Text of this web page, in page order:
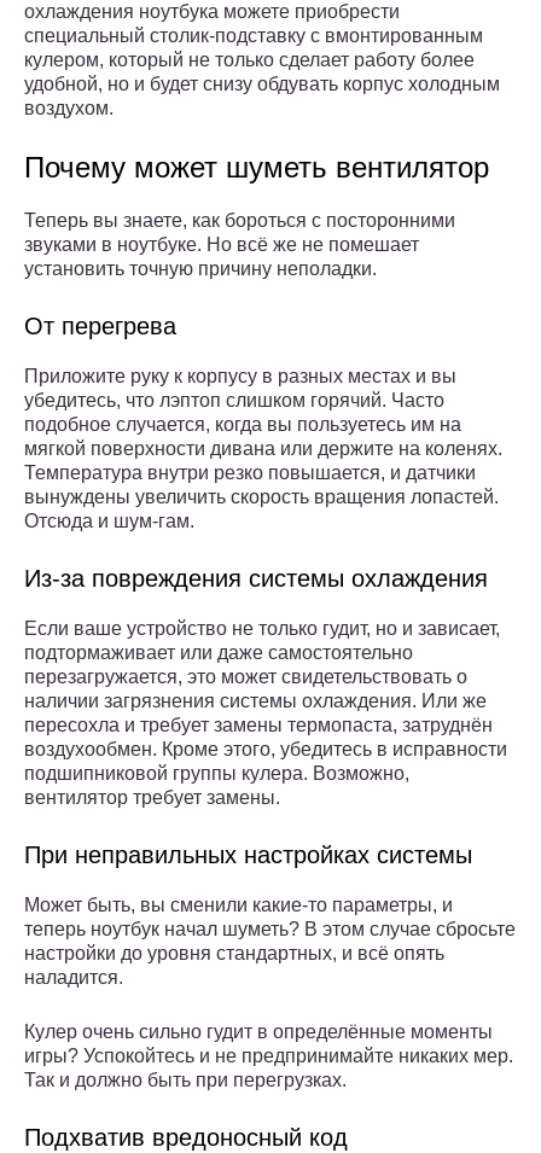
охлаждения ноутбука можете приобрести
специальный столик-подставку с вмонтированным
кулером, который не только сделает работу более
удобной, но и будет снизу обдувать корпус холодным
воздухом.
Почему может шуметь вентилятор
Теперь вы знаете, как бороться с посторонними
звуками в ноутбуке. Но всё же не помешает
установить точную причину неполадки.
От перегрева
Приложите руку к корпусу в разных местах и вы
убедитесь, что лэптоп слишком горячий. Часто
подобное случается, когда вы пользуетесь им на
мягкой поверхности дивана или держите на коленях.
Температура внутри резко повышается, и датчики
вынуждены увеличить скорость вращения лопастей.
Отсюда и шум-гам.
Из-за повреждения системы охлаждения
Если ваше устройство не только гудит, но и зависает,
подтормаживает или даже самостоятельно
перезагружается, это может свидетельствовать о
наличии загрязнения системы охлаждения. Или же
пересохла и требует замены термопаста, затруднён
воздухообмен. Кроме этого, убедитесь в исправности
подшипниковой группы кулера. Возможно,
вентилятор требует замены.
При неправильных настройках системы
Может быть, вы сменили какие-то параметры, и
теперь ноутбук начал шуметь? В этом случае сбросьте
настройки до уровня стандартных, и всё опять
наладится.
Кулер очень сильно гудит в определённые моменты
игры? Успокойтесь и не предпринимайте никаких мер.
Так и должно быть при перегрузках.
Подхватив вредоносный код